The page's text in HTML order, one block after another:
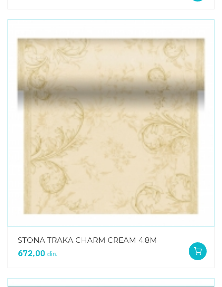
STONA TRAKA CHARM CREAM 4.8M
672,00 din.